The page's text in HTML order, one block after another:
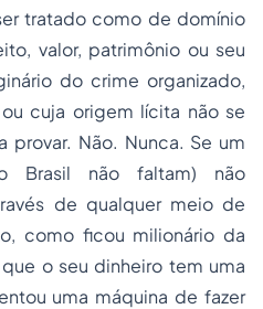
tratado como de domínio
valor, patrimônio ou seu
do crime organizado,
cuja origem lícita não se
provar. Não. Nunca. Se um
Brasil não faltam) não
de qualquer meio de
como ficou milionário da
o seu dinheiro tem uma
uma máquina de fazer